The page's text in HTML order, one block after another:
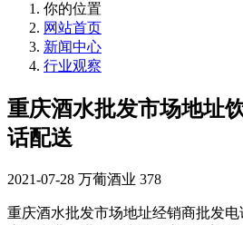
你的位置
网站首页
新闻中心
行业观察
重庆酒水批发市场地址
话配送
2021-07-28 万葡酒业 378
重庆酒水批发市场地址经销商批发